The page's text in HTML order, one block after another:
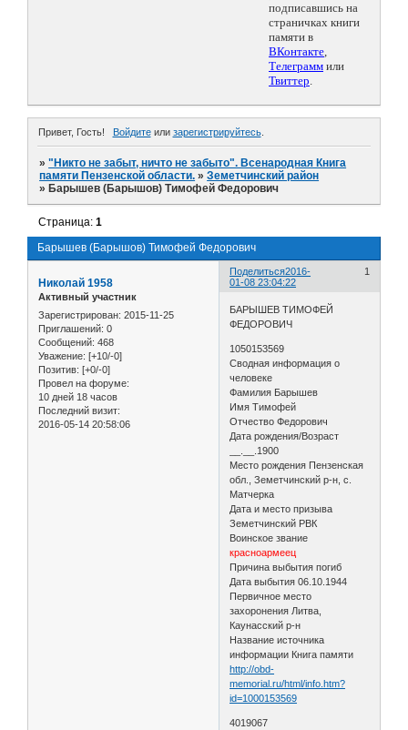
подписавшись на
страничках книги
памяти в
ВКонтакте,
Телеграмм или
Твиттер.
Привет, Гость! Войдитеили зарегистрируйтесь.
»"Никто не забыт, ничто не забыто". Всенародная Книга
памяти Пензенской области. »Земетчинский район
» Барышев (Барышов) Тимофей Федорович
Барышев (Барышов) Тимофей Федорович
Страница:1
Поделиться 1
2016-
01-08 23:04:22
Николай 1958
Активный участник
Зарегистрирован: 2015-11-25
Приглашений: 0
Сообщений: 468
Уважение: [+10/-0]
Позитив: [+0/-0]
Провел на форуме:
10 дней 18 часов
Последний визит:
2016-05-14 20:58:06
БАРЫШЕВ ТИМОФЕЙ
ФЕДОРОВИЧ
1050153569
Сводная информация о
человеке
Фамилия Барышев
Имя Тимофей
Отчество Федорович
Дата рождения/Возраст
__.__.1900
Место рождения Пензенская
обл., Земетчинский р-н, с.
Матчерка
Дата и место призыва
Земетчинский РВК
Воинское звание
красноармеец
Причина выбытия погиб
Дата выбытия 06.10.1944
Первичное место
захоронения Литва,
Каунасский р-н
Название источника
информации Книга памяти
http://obd-
memorial.ru/html/info.htm?
id=1000153569
4019067